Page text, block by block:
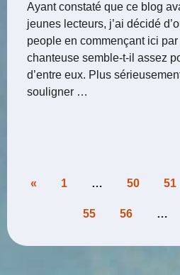
Ayant constaté que ce blog
jeunes lecteurs, j’ai décidé
people en commençant ici
chanteuse semble-t-il assez
d’entre eux. Plus
souligner …
Pagination
publications
« 1 … 50 51
55 56 …